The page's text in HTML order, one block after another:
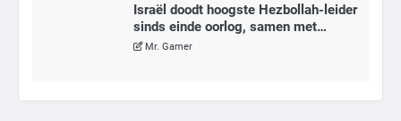
Israël doodt hoogste Hezbollah-leider
sinds einde oorlog, samen met
meerdere omwonenden
Mr. Gamer
6